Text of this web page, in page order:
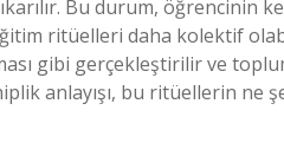
Bu durum, öğrencinin
ritüelleri daha kolektif
gibi gerçekleştirilir ve
anlayışı, bu ritüellerin ne